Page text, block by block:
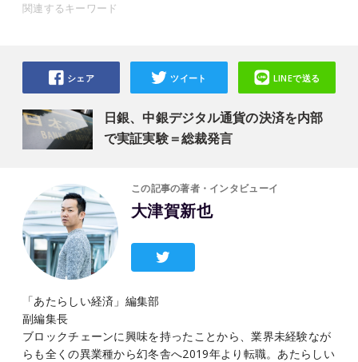
関連するキーワード
日銀、中銀デジタル通貨の決済を内部
で実証実験＝総裁発言
シェア ツイート LINEで送る
この記事の著者・インタビューイ
大津賀新也
「あたらしい経済」編集部
副編集長
ブロックチェーンに興味を持ったことから、業界未経験なが
らも全くの異業種から幻冬舎へ2019年より転職。あたらしい